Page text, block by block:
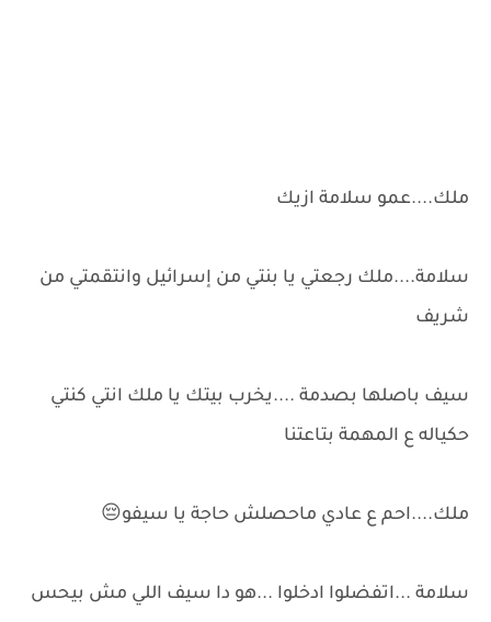
ملك....عمو سلامة ازيك
سلامة....ملك رجعتي يا بنتي من إسرائيل وانتقمتي من
شريف
سيف باصلها بصدمة ....يخرب بيتك يا ملك انتي كنتي
حكياله ع المهمة بتاعتنا
ملك....احم ع عادي ماحصلش حاجة يا سيفو😔
سلامة ...اتفضلوا ادخلوا ...هو دا سيف اللي مش بيحس